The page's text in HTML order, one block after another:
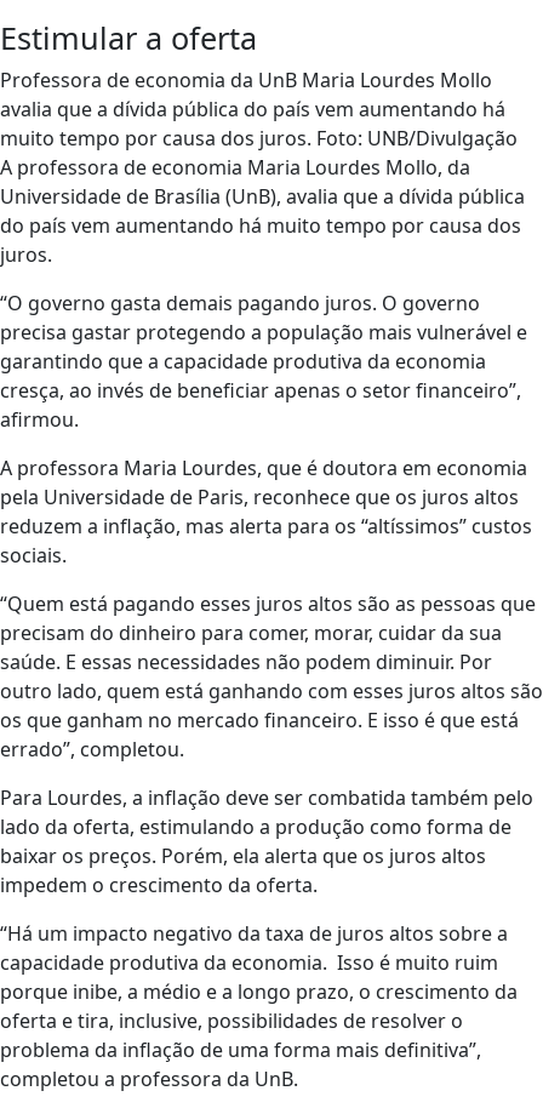
Estimular a oferta
Professora de economia da UnB Maria Lourdes Mollo
avalia que a dívida pública do país vem aumentando há
muito tempo por causa dos juros. Foto: UNB/Divulgação
A professora de economia Maria Lourdes Mollo, da
Universidade de Brasília (UnB), avalia que a dívida pública
do país vem aumentando há muito tempo por causa dos
juros.
“O governo gasta demais pagando juros. O governo
precisa gastar protegendo a população mais vulnerável e
garantindo que a capacidade produtiva da economia
cresça, ao invés de beneficiar apenas o setor financeiro”,
afirmou.
A professora Maria Lourdes, que é doutora em economia
pela Universidade de Paris, reconhece que os juros altos
reduzem a inflação, mas alerta para os “altíssimos” custos
sociais.
“Quem está pagando esses juros altos são as pessoas que
precisam do dinheiro para comer, morar, cuidar da sua
saúde. E essas necessidades não podem diminuir. Por
outro lado, quem está ganhando com esses juros altos são
os que ganham no mercado financeiro. E isso é que está
errado”, completou.
Para Lourdes, a inflação deve ser combatida também pelo
lado da oferta, estimulando a produção como forma de
baixar os preços. Porém, ela alerta que os juros altos
impedem o crescimento da oferta.
“Há um impacto negativo da taxa de juros altos sobre a
capacidade produtiva da economia. Isso é muito ruim
porque inibe, a médio e a longo prazo, o crescimento da
oferta e tira, inclusive, possibilidades de resolver o
problema da inflação de uma forma mais definitiva”,
completou a professora da UnB.